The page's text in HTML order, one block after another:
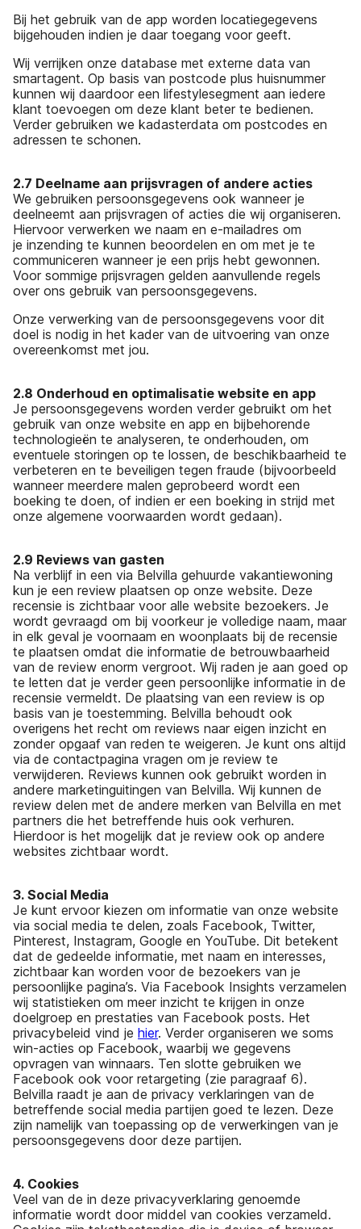
Bij het gebruik van de app worden locatiegegevens
bijgehouden indien je daar toegang voor geeft.
Wij verrijken onze database met externe data van
smartagent. Op basis van postcode plus huisnummer
kunnen wij daardoor een lifestylesegment aan iedere
klant toevoegen om deze klant beter te bedienen.
Verder gebruiken we kadasterdata om postcodes en
adressen te schonen.
2.7 Deelname aan prijsvragen of andere acties
We gebruiken persoonsgegevens ook wanneer je
deelneemt aan prijsvragen of acties die wij organiseren.
Hiervoor verwerken we naam en e-mailadres om
je inzending te kunnen beoordelen en om met je te
communiceren wanneer je een prijs hebt gewonnen.
Voor sommige prijsvragen gelden aanvullende regels
over ons gebruik van persoonsgegevens.
Onze verwerking van de persoonsgegevens voor dit
doel is nodig in het kader van de uitvoering van onze
overeenkomst met jou.
2.8 Onderhoud en optimalisatie website en app
Je persoonsgegevens worden verder gebruikt om het
gebruik van onze website en app en bijbehorende
technologieën te analyseren, te onderhouden, om
eventuele storingen op te lossen, de beschikbaarheid te
verbeteren en te beveiligen tegen fraude (bijvoorbeeld
wanneer meerdere malen geprobeerd wordt een
boeking te doen, of indien er een boeking in strijd met
onze algemene voorwaarden wordt gedaan).
2.9 Reviews van gasten
Na verblijf in een via Belvilla gehuurde vakantiewoning
kun je een review plaatsen op onze website. Deze
recensie is zichtbaar voor alle website bezoekers. Je
wordt gevraagd om bij voorkeur je volledige naam, maar
in elk geval je voornaam en woonplaats bij de recensie
te plaatsen omdat die informatie de betrouwbaarheid
van de review enorm vergroot. Wij raden je aan goed op
te letten dat je verder geen persoonlijke informatie in de
recensie vermeldt. De plaatsing van een review is op
basis van je toestemming. Belvilla behoudt ook
overigens het recht om reviews naar eigen inzicht en
zonder opgaaf van reden te weigeren. Je kunt ons altijd
via de contactpagina vragen om je review te
verwijderen. Reviews kunnen ook gebruikt worden in
andere marketinguitingen van Belvilla. Wij kunnen de
review delen met de andere merken van Belvilla en met
partners die het betreffende huis ook verhuren.
Hierdoor is het mogelijk dat je review ook op andere
websites zichtbaar wordt.
3. Social Media
Je kunt ervoor kiezen om informatie van onze website
via social media te delen, zoals Facebook, Twitter,
Pinterest, Instagram, Google en YouTube. Dit betekent
dat de gedeelde informatie, met naam en interesses,
zichtbaar kan worden voor de bezoekers van je
persoonlijke pagina’s. Via Facebook Insights verzamelen
wij statistieken om meer inzicht te krijgen in onze
doelgroep en prestaties van Facebook posts. Het
privacybeleid vind je hier. Verder organiseren we soms
win-acties op Facebook, waarbij we gegevens
opvragen van winnaars. Ten slotte gebruiken we
Facebook ook voor retargeting (zie paragraaf 6).
Belvilla raadt je aan de privacy verklaringen van de
betreffende social media partijen goed te lezen. Deze
zijn namelijk van toepassing op de verwerkingen van je
persoonsgegevens door deze partijen.
4. Cookies
Veel van de in deze privacyverklaring genoemde
informatie wordt door middel van cookies verzameld.